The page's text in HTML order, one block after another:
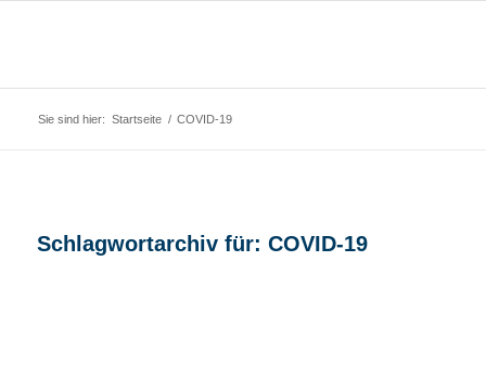
Sie sind hier: Startseite / COVID-19
Schlagwortarchiv für: COVID-19